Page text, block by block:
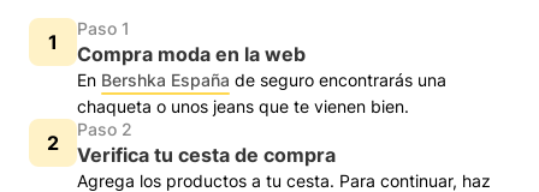
Paso 1
Compra moda en la web
En Bershka España de seguro encontrarás una
chaqueta o unos jeans que te vienen bien.
Paso 2
Verifica tu cesta de compra
Agrega los productos a tu cesta. Para continuar, haz